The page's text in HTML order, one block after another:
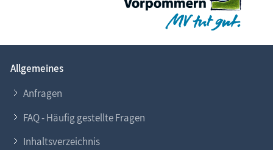
Allgemeines
Anfragen
FAQ - Häufig gestellte Fragen
Inhaltsverzeichnis